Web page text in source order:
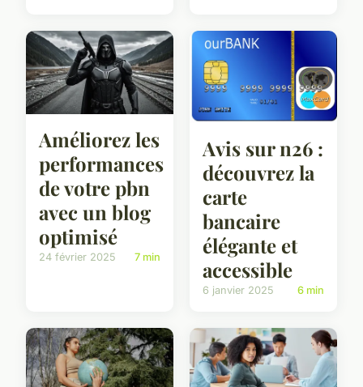
Améliorez les
performances
de votre pbn
avec un blog
optimisé
24 février 2025 7 min
Avis sur n26 :
découvrez la
carte
bancaire
élégante et
accessible
6 janvier 2025 6 min